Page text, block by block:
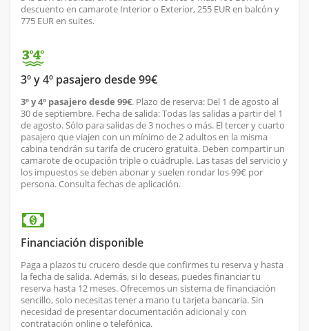
descuento en camarote Interior o Exterior, 255 EUR en balcón y
775 EUR en suites.
3º y 4º pasajero desde 99€
3º y 4º pasajero desde 99€. Plazo de reserva: Del 1 de agosto al
30 de septiembre. Fecha de salida: Todas las salidas a partir del 1
de agosto. Sólo para salidas de 3 noches o más. El tercer y cuarto
pasajero que viajen con un mínimo de 2 adultos en la misma
cabina tendrán su tarifa de crucero gratuita. Deben compartir un
camarote de ocupación triple o cuádruple. Las tasas del servicio y
los impuestos se deben abonar y suelen rondar los 99€ por
persona. Consulta fechas de aplicación.
Financiación disponible
Paga a plazos tu crucero desde que confirmes tu reserva y hasta
la fecha de salida. Además, si lo deseas, puedes financiar tu
reserva hasta 12 meses. Ofrecemos un sistema de financiación
sencillo, solo necesitas tener a mano tu tarjeta bancaria. Sin
necesidad de presentar documentación adicional y con
contratación online o telefónica.